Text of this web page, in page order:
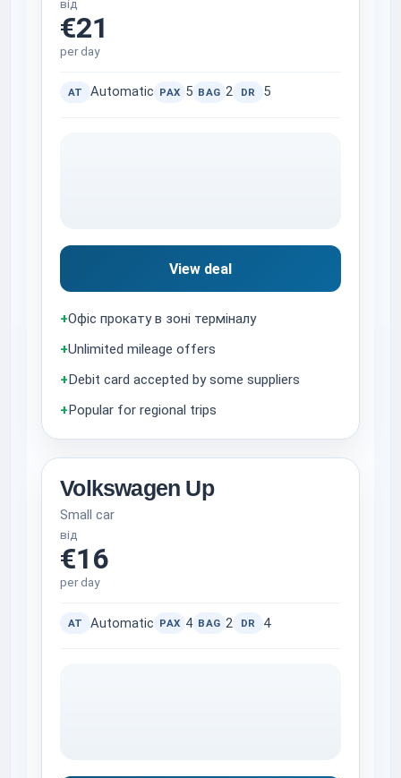
від
€21
per day
AT Automatic PAX 5 BAG 2 DR 5
View deal
+Офіс прокату в зоні терміналу
+Unlimited mileage offers
+Debit card accepted by some suppliers
+Popular for regional trips
Volkswagen Up
Small car
від
€16
per day
AT Automatic PAX 4 BAG 2 DR 4